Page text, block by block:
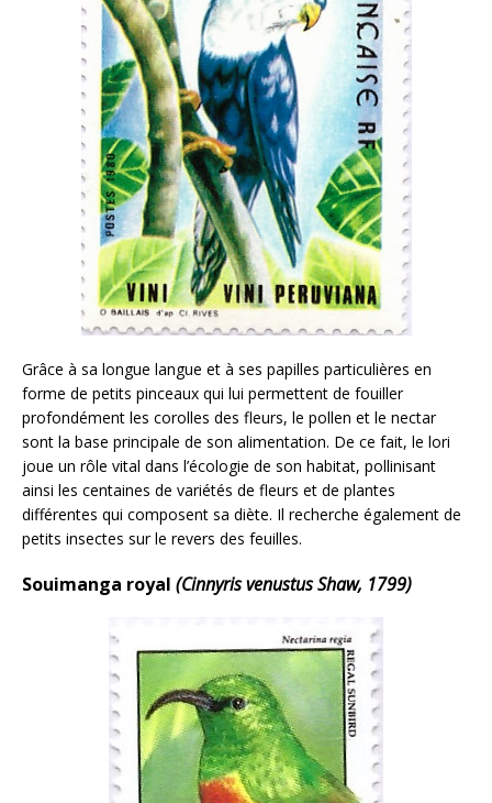
Grâce à sa longue langue et à ses papilles particulières en
forme de petits pinceaux qui lui permettent de fouiller
profondément les corolles des fleurs, le pollen et le nectar
sont la base principale de son alimentation. De ce fait, le lori
joue un rôle vital dans l’écologie de son habitat, pollinisant
ainsi les centaines de variétés de fleurs et de plantes
différentes qui composent sa diète. Il recherche également de
petits insectes sur le revers des feuilles.
Souimanga royal (Cinnyris venustus Shaw, 1799)